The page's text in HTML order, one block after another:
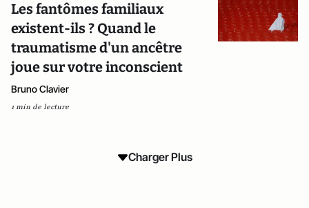
Les fantômes familiaux
existent-ils ? Quand le
traumatisme d'un ancêtre
joue sur votre inconscient
Bruno Clavier
1 min de lecture
Charger Plus